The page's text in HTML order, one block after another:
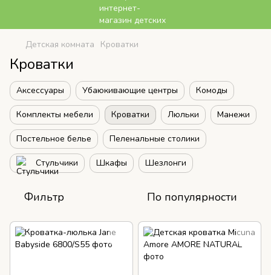
Детская комната Кроватки
Кроватки
Аксессуары Убаюкивающие центры Комоды
Комплекты мебели Кроватки Люльки Манежи
Постельное белье Пеленальные столики
Стульчики Шкафы Шезлонги
Фильтр По популярности